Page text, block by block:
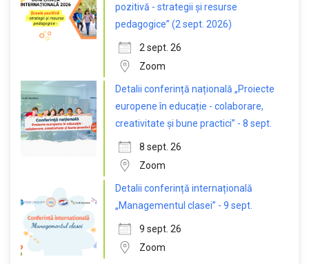
pozitivă - strategii și resurse
pedagogice” (2 sept. 2026)
2 sept. 26
Zoom
Detalii conferință națională „Proiecte
europene în educație - colaborare,
creativitate și bune practici” - 8 sept.
8 sept. 26
Zoom
Detalii conferință internațională
„Managementul clasei” - 9 sept.
9 sept. 26
Zoom